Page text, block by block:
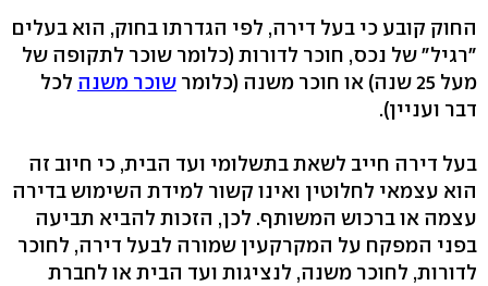
החוק קובע כי בעל דירה, לפי הגדרתו בחוק, הוא בעלים
"רגיל" של נכס, חוכר לדורות (כלומר שוכר לתקופה של
מעל 25 שנה) או חוכר משנה (כלומר
שוכר משנה לכל
דבר ועניין).
בעל דירה חייב לשאת בתשלומי ועד הבית, כי חיוב זה
הוא עצמאי לחלוטין ואינו קשור למידת השימוש בדירה
עצמה או ברכוש המשותף. לכן, הזכות להביא תביעה
בפני המפקח על המקרקעין שמורה לבעל דירה, לחוכר
לדורות, לחוכר משנה, לנציגות ועד הבית או לחברת